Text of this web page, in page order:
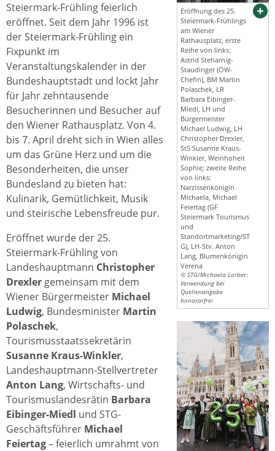
Eröffnung des 25.
Steiermark-Frühlings
am Wiener
Rathausplatz, erste
Reihe von links:
Astrid Steharnig-
Staudinger (ÖW-
Chefin), BM Martin
Polaschek, LR
Barbara Eibinger-
Miedl, LH und
Bürgermeister
Michael Ludwig, LH
Christopher Drexler,
StS Susanne Kraus-
Winkler, Weinhoheit
Sophie; zweite Reihe
von links:
Narzissenkönigin
Michaela, Michael
Feiertag (GF
Steiermark Tourismus
und
Standortmarketing/ST
G), LH-Stv. Anton
Lang, Blumenkönigin
Verena
© STG/Michaela Lorber;
Verwendung bei
Quellenangabe
honorarfrei
Steiermark-Frühling feierlich
eröffnet. Seit dem Jahr 1996 ist
der Steiermark-Frühling ein
Fixpunkt im
Veranstaltungskalender in der
Bundeshauptstadt und lockt Jahr
für Jahr zehntausende
Besucherinnen und Besucher auf
den Wiener Rathausplatz. Von 4.
bis 7. April dreht sich in Wien alles
um das Grüne Herz und um die
Besonderheiten, die unser
Bundesland zu bieten hat:
Kulinarik, Gemütlichkeit, Musik
und steirische Lebensfreude pur.
Eröffnet wurde der 25.
Steiermark-Frühling von
Landeshauptmann Christopher
Drexler gemeinsam mit dem
Wiener Bürgermeister Michael
Ludwig, Bundesminister Martin
Polaschek,
Tourismusstaatssekretärin
Susanne Kraus-Winkler,
Landeshauptmann-Stellvertreter
Anton Lang, Wirtschafts- und
Tourismuslandesrätin Barbara
Eibinger-Miedl und STG-
Geschäftsführer Michael
Feiertag– feierlich umrahmt von